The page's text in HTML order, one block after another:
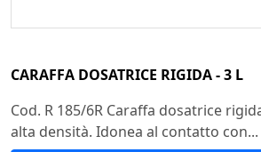
CARAFFA DOSATRICE RIGIDA - 3 L
Cod. R 185/6R Caraffa dosatrice
alta densità. Idonea al contatto con...